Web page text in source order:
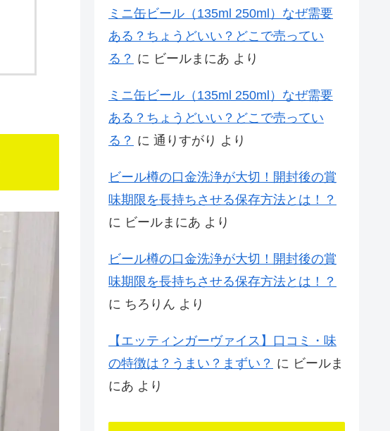
ミニ缶ビール（135ml 250ml）なぜ需要
ある？ちょうどいい？どこで売ってい
る？ に ビールまにあ より
ミニ缶ビール（135ml 250ml）なぜ需要
ある？ちょうどいい？どこで売ってい
る？ に 通りすがり より
ビール樽の口金洗浄が大切！開封後の賞
味期限を長持ちさせる保存方法とは！？
に ビールまにあ より
ビール樽の口金洗浄が大切！開封後の賞
味期限を長持ちさせる保存方法とは！？
に ちろりん より
【エッティンガーヴァイス】口コミ・味
の特徴は？うまい？まずい？ に ビールま
にあ より